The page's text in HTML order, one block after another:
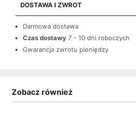
DOSTAWA I ZWROT
Darmowa dostawa
Czas dostawy 7 - 10 dni roboczych
Gwarancja zwrotu pieniędzy
Zobacz również